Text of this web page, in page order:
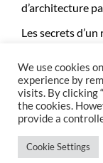
d’architecture
Les secrets
© Copyright
| 2024
We use cookies
experience by
visits. By clicking
the cookies.
provide a
Cookie Settings